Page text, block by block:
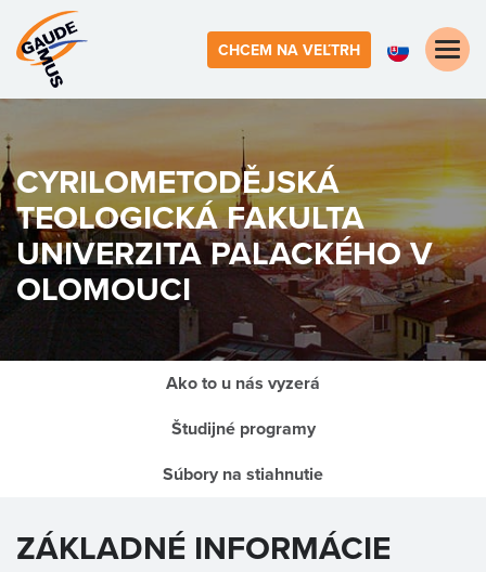
CHCEM NA VEĽTRH
Toggle
CYRILOMETODĚJSKÁ
TEOLOGICKÁ FAKULTA
UNIVERZITA PALACKÉHO V
OLOMOUCI
Ako to u nás vyzerá
Študijné programy
Súbory na stiahnutie
ZÁKLADNÉ INFORMÁCIE